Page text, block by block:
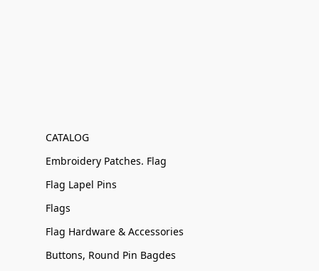
CATALOG
Embroidery Patches. Flag
Flag Lapel Pins
Flags
Flag Hardware & Accessories
Buttons, Round Pin Bagdes